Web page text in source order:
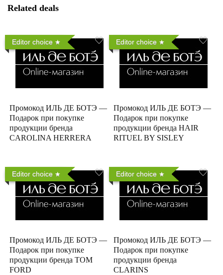
Related deals
Editor choice
Промокод ИЛЬ ДЕ БОТЭ —
Подарок при покупке
продукции бренда
CAROLINA HERRERA
Editor choice
Промокод ИЛЬ ДЕ БОТЭ —
Подарок при покупке
продукции бренда HAIR
RITUEL BY SISLEY
Editor choice
Промокод ИЛЬ ДЕ БОТЭ —
Подарок при покупке
продукции бренда TOM
FORD
Editor choice
Промокод ИЛЬ ДЕ БОТЭ —
Подарок при покупке
продукции бренда
CLARINS